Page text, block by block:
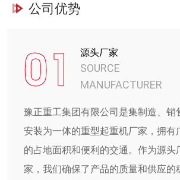
公司优势
01 源头厂家
SOURCE
MANUFACTURER
豫正重工集团有限公司是集制造、销
安装为一体的重型起重机厂家，拥有
的占地面积和便利的交通。作为源头
家，我们确保了产品的质量和供应的